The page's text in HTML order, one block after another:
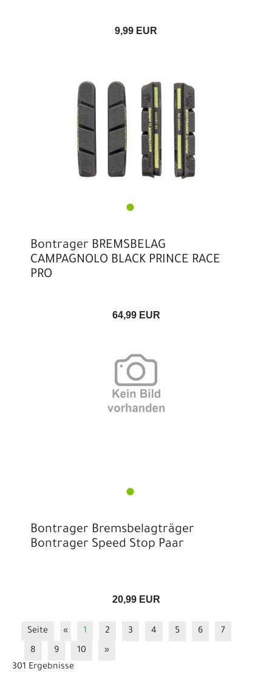
9,99 EUR
Bontrager BREMSBELAG
CAMPAGNOLO BLACK PRINCE RACE
PRO
64,99 EUR
Bontrager Bremsbelagträger
Bontrager Speed Stop Paar
20,99 EUR
Seite « 1 2 3 4 5 6
7
8
9 10
»
301 Ergebnisse